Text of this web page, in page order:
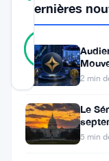
SCORE
91%
RÉEL
Mis à jour
SEC
Dernières
2 min
Le
le
5 min